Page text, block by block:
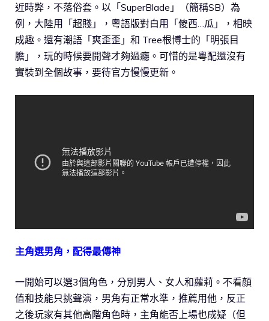
近時弊，不落俗套。以「SuperBlade」（簡稱SB）為
例，大陸用「超賤」，粵語版對白用「傻西…瓜」，相映
成趣。還有潮語「爽歪歪」和 Tree根博士的「明張目
膽」，玩的時候要開聲才夠過癮。可惜的是粵配還沒有
實裝到全個故事，要待官方慢慢更新。
主角選男角，配得最傳神
一開始可以選3個角色，分別男人、女人和蘿莉。不看顏
值和技能只挑聲演，男角有正常水準，推薦用他，反正
之後玩家有其他高階角色時，主角能否上場也成疑（但